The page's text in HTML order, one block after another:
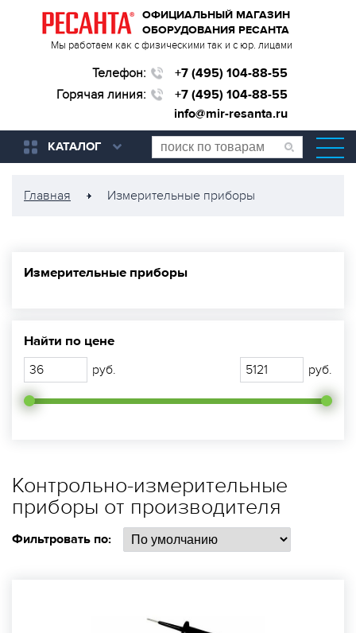
ОФИЦИАЛЬНЫЙ МАГАЗИН
ОБОРУДОВАНИЯ РЕСАНТА
Мы работаем как с физическими так и с юр. лицами
Телефон:
+7 (495) 104-88-55
Горячая линия:
+7 (495) 104-88-55
info@mir-resanta.ru
КАТАЛОГ
Главная Измерительные приборы
Измерительные приборы
Найти по цене
руб. руб.
Контрольно-измерительные
приборы от производителя
Фильтровать по: